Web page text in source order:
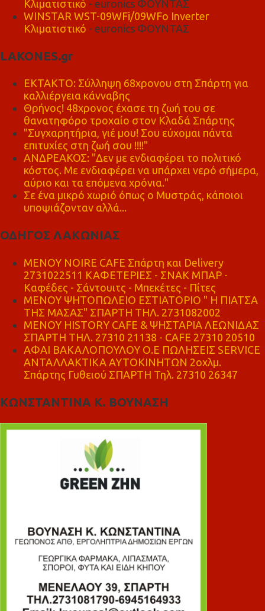
Κλιματιστικό - euronics ΦΟΥΝΤΑΣ
WINSTAR WST-09WFi/09WFo Inverter
Κλιματιστικό - euronics ΦΟΥΝΤΑΣ
LAKONES.gr
ΕΚΤΑΚΤΟ: Σύλληψη 68χρονου στη Σπάρτη για
καλλιέργεια κάνναβης
Θρήνος! 48χρονος έχασε τη ζωή του σε
θανατηφόρο τροχαίο στον Κλαδά Σπάρτης
"Συγχαρητήρια, γιέ μου! Σου εύχομαι πάντα
επιτυχίες στη ζωή σου !!!!"
ΑΝΔΡΕΑΚΟΣ: "Δεν με ενδιαφέρει το πολιτικό
κόστος. Με ενδιαφέρει να υπάρχει νερό σήμερα,
αύριο και τα επόμενα χρόνια."
Σε ένα μικρό χωριό όπως ο Μυστράς, κάποιοι
υποψιάζονταν αλλά...
ΟΔΗΓΟΣ ΛΑΚΩΝΙΑΣ
MENOY NOIRE CAFE Σπάρτη και Delivery
2731022511 ΚΑΦΕΤΕΡΙΕΣ - ΣΝΑΚ ΜΠΑΡ -
Καφέδες - Σάντουιτς - Μπεκέτες - Πίτες
ΜΕΝΟΥ ΨΗΤΟΠΩΛΕΙΟ ΕΣΤΙΑΤΟΡΙΟ " Η ΠΙΑΤΣΑ
ΤΗΣ ΜΑΣΑΣ" ΣΠΑΡΤΗ ΤΗΛ. 2731082002
ΜΕΝΟΥ HISTORY CAFE & ΨΗΣΤΑΡΙΑ ΛΕΩΝΙΔΑΣ
ΣΠΑΡΤΗ ΤΗΛ. 27310 21138 - CAFE 27310 20510
ΑΦΑΙ ΒΑΚΑΛΟΠΟΥΛΟΥ Ο.Ε ΠΩΛΗΣΕΙΣ SERVICE
ΑΝΤΑΛΛΑΚΤΙΚΑ ΑΥΤΟΚΙΝΗΤΩΝ 2οχλμ.
Σπάρτης Γυθειού ΣΠΑΡΤΗ Τηλ. 27310 26347
ΚΩΝΣΤΑΝΤΙΝΑ Κ. ΒΟΥΝΑΣΗ